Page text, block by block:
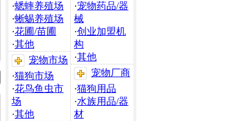
·蟋蟀养殖场
·蜥蜴养殖场
·花圃/苗圃
·其他
宠物市场
·猫狗市场
·花鸟鱼虫市
场
·其他
·宠物药品/器
械
·创业加盟机
构
·其他
宠物厂商
·猫狗用品
·水族用品/器
材